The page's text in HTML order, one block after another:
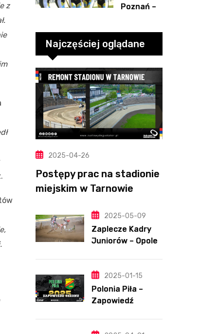
z
Poznań –
Rybnik,
2.08.2026
-3
Najczęściej oglądane
2025-04-26
Postępy prac na stadionie
miejskim w Tarnowie
2025-05-09
Zaplecze Kadry
Juniorów – Opole,
2025-01-15
Polonia Piła –
Zapowiedź